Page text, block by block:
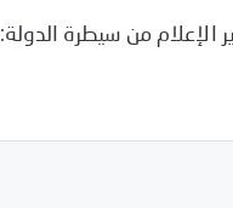
الإعلام من سيطرة الدولة: